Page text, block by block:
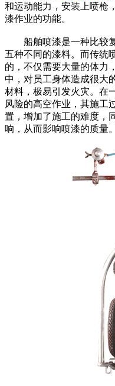
和运动能力，安装上喷枪
漆作业的功能。
船舶喷漆是一种比较复
五种不同的漆料。而传统
的，不仅需要大量的体力
中，对员工身体造成很大
材料，极易引发火灾。在
风险的高空作业，其施工
置，增加了施工的难度，
响，从而影响喷漆的质量。